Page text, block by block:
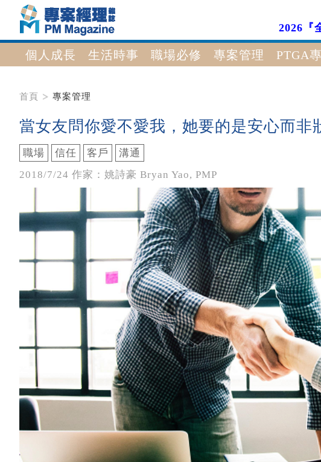
2026『
個人成長 生活時事 職場必修 專案管理 PTGA
首頁 專案管理
當女友問你愛不愛我，她要的是安心而非
職場 信任 客戶
溝通
2018/7/24 作家：姚詩豪 Bryan Yao, PMP